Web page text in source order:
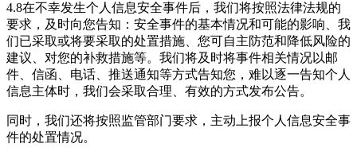
4.8在不幸发生个人信息安全事件后，我们将按照法律法规的
要求，及时向您告知：安全事件的基本情况和可能的影响、我
们已采取或将要采取的处置措施、您可自主防范和降低风险的
建议、对您的补救措施等。我们将及时将事件相关情况以邮
件、信函、电话、推送通知等方式告知您，难以逐一告知个人
信息主体时，我们会采取合理、有效的方式发布公告。
同时，我们还将按照监管部门要求，主动上报个人信息安全事
件的处置情况。